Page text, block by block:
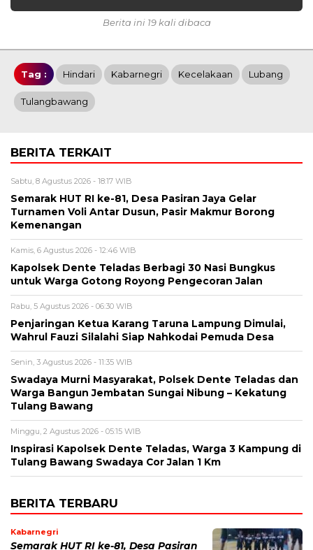
Berita ini 19 kali dibaca
Tag : Hindari Kabarnegri Kecelakaan Lubang
Tulangbawang
BERITA TERKAIT
Sabtu, 8 Agustus 2026 - 18:17 WIB
Semarak HUT RI ke-81, Desa Pasiran Jaya Gelar
Turnamen Voli Antar Dusun, Pasir Makmur Borong
Kemenangan
Kamis, 6 Agustus 2026 - 12:46 WIB
Kapolsek Dente Teladas Berbagi 30 Nasi Bungkus
untuk Warga Gotong Royong Pengecoran Jalan
Rabu, 5 Agustus 2026 - 06:30 WIB
Penjaringan Ketua Karang Taruna Lampung Dimulai,
Wahrul Fauzi Silalahi Siap Nahkodai Pemuda Desa
Senin, 3 Agustus 2026 - 11:35 WIB
Swadaya Murni Masyarakat, Polsek Dente Teladas dan
Warga Bangun Jembatan Sungai Nibung – Kekatung
Tulang Bawang
Minggu, 2 Agustus 2026 - 05:15 WIB
Inspirasi Kapolsek Dente Teladas, Warga 3 Kampung di
Tulang Bawang Swadaya Cor Jalan 1 Km
BERITA TERBARU
Kabarnegri
Semarak HUT RI ke-81, Desa Pasiran